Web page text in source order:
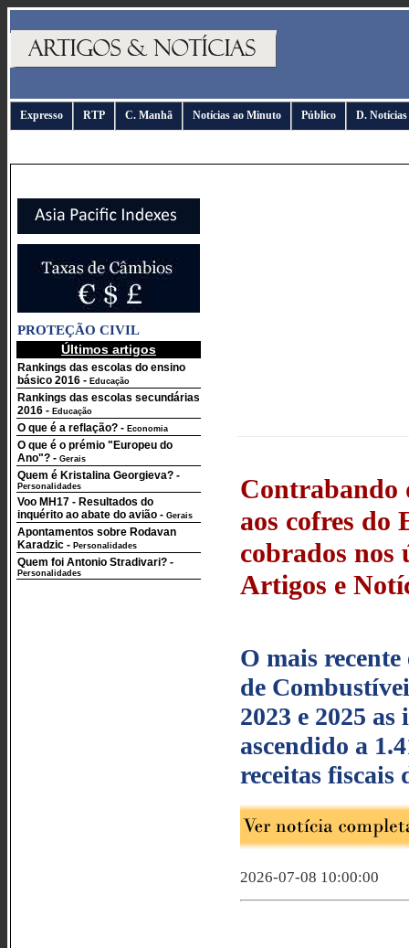
Expresso RTP C. Manhã Notícias ao Minuto Público D. Notícias
PROTEÇÃO CIVIL
Últimos artigos
Rankings das escolas do ensino
básico 2016 - Educação
Rankings das escolas secundárias
2016 - Educação
O que é a reflação? - Economia
O que é o prémio "Europeu do
Ano"? - Gerais
Quem é Kristalina Georgieva? -
Personalidades
Voo MH17 - Resultados do
inquérito ao abate do avião - Gerais
Apontamentos sobre Rodavan
Karadzic - Personalidades
Quem foi Antonio Stradivari? -
Personalidades
Contrabando
aos cofres do
cobrados nos
Artigos e
O mais recente
de
2023 e 2025
ascendido a
receitas fiscais
2026-07-08 10:00:00